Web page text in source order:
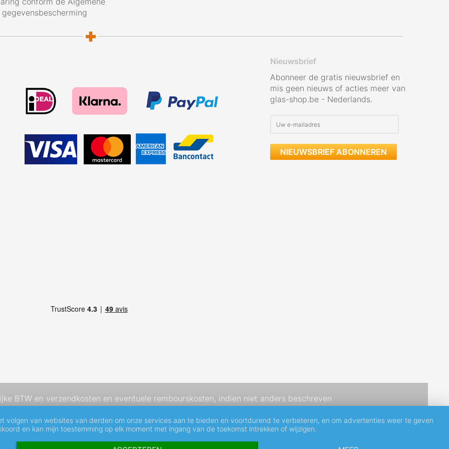
Nieuwsbrief
Abonneer de gratis nieuwsbrief en
mis geen nieuws of acties meer van
glas-shop.be - Nederlands.
NIEUWSBRIEF ABONNEREN
BTW en verzendkosten en eventuele rembourskosten, indien niet anders beschreven
volgen van websites van derden om onze services aan te bieden en voortdurend te verbeteren, en om advertenties weer te geven
en kan mijn toestemming op elk moment met ingang van de toekomst intrekken of wijzigen.